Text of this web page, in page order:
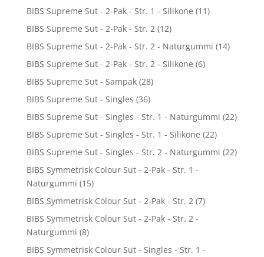
BIBS Supreme Sut - 2-Pak - Str. 1 - Silikone (11)
BIBS Supreme Sut - 2-Pak - Str. 2 (12)
BIBS Supreme Sut - 2-Pak - Str. 2 - Naturgummi (14)
BIBS Supreme Sut - 2-Pak - Str. 2 - Silikone (6)
BIBS Supreme Sut - Sampak (28)
BIBS Supreme Sut - Singles (36)
BIBS Supreme Sut - Singles - Str. 1 - Naturgummi (22)
BIBS Supreme Sut - Singles - Str. 1 - Silikone (22)
BIBS Supreme Sut - Singles - Str. 2 - Naturgummi (22)
BIBS Symmetrisk Colour Sut - 2-Pak - Str. 1 -
Naturgummi (15)
BIBS Symmetrisk Colour Sut - 2-Pak - Str. 2 (7)
BIBS Symmetrisk Colour Sut - 2-Pak - Str. 2 -
Naturgummi (8)
BIBS Symmetrisk Colour Sut - Singles - Str. 1 -